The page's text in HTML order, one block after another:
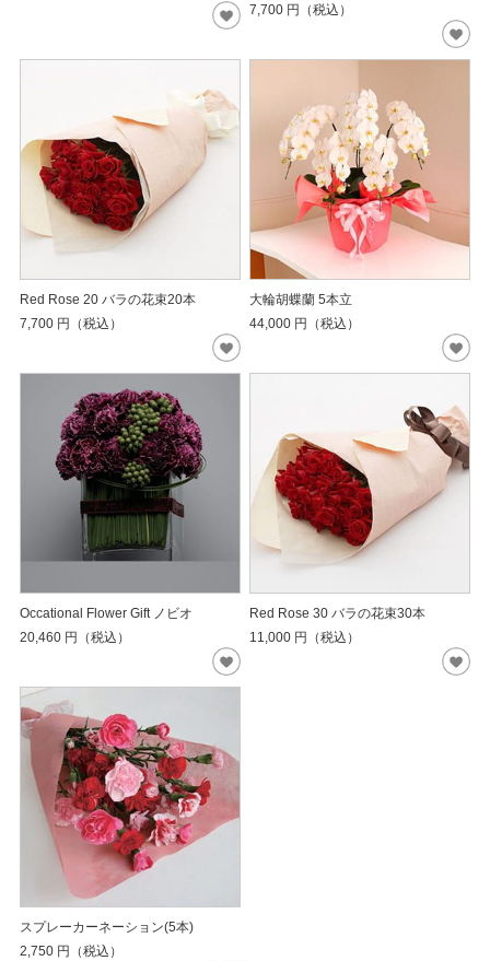
7,700 円（税込）
Red Rose 20 バラの花束20本
7,700 円（税込）
大輪胡蝶蘭 5本立
44,000 円（税込）
Occational Flower Gift ノビオ
20,460 円（税込）
Red Rose 30 バラの花束30本
11,000 円（税込）
スプレーカーネーション(5本)
2,750 円（税込）